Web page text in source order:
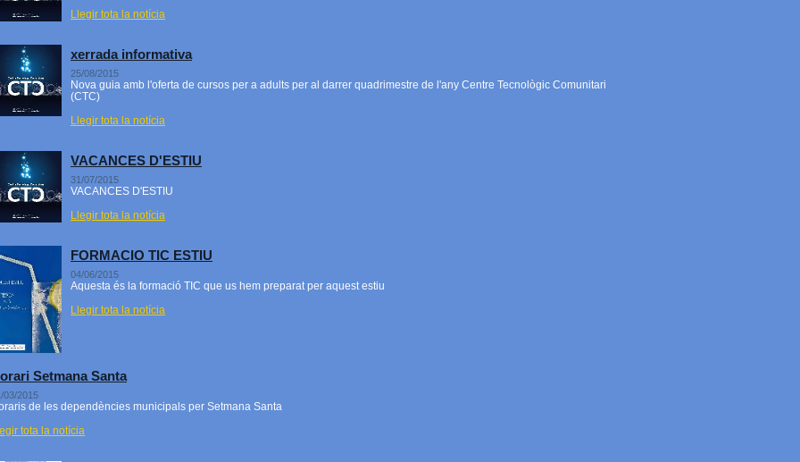
Llegir tota la notícia
xerrada informativa
25/08/2015
Nova guia amb l'oferta de cursos per a adults per al darrer quadrimestre de l'any Centre Tecnològic Comunitari
(CTC)
Llegir tota la notícia
VACANCES D'ESTIU
31/07/2015
VACANCES D'ESTIU
Llegir tota la notícia
FORMACIO TIC ESTIU
04/06/2015
Aquesta és la formació TIC que us hem preparat per aquest estiu
Llegir tota la notícia
Setmana Santa
03/2015
de les dependències municipals per Setmana Santa
tota la notícia